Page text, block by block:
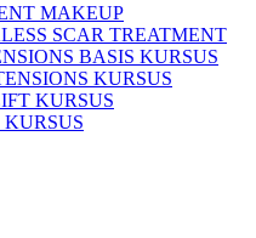
MAKEUP
SCAR TREATMENT
BASIS KURSUS
KURSUS
KURSUS